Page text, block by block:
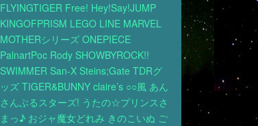
FLYINGTIGER Free! Hey!Say!JUMP
KINGOFPRISM LEGO LINE MARVEL
MOTHERシリーズ ONEPIECE
PalnartPoc Rody SHOWBYROCK!!
SWIMMER San-X Steins;Gate TDRグ
ッズ TIGER&BUNNY claire’s ○○風 あん
さんぶるスターズ! うたの☆プリンスさ
まっ♪ おジャ魔女どれみ きのこいぬ ご